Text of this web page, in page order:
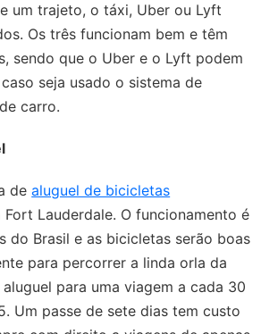
um trajeto, o táxi, Uber ou Lyft
Os três funcionam bem e têm
sendo que o Uber e o Lyft podem
seja usado o sistema de
carro.
dealuguel de bicicletas
Fort Lauderdale. O funcionamento é
do Brasil e as bicicletas serão boas
para percorrer a linda orla da
para uma viagem a cada 30
Um passe de sete dias tem custo